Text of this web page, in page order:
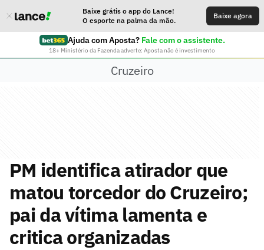
Baixe grátis o app do Lance!
O esporte na palma da mão.
Baixe agora
Ajuda com Aposta? Fale com o assistente.
18+ Ministério da Fazenda adverte: Aposta não é investimento
Cruzeiro
PM identifica atirador que
matou torcedor do Cruzeiro;
pai da vítima lamenta e
critica organizadas